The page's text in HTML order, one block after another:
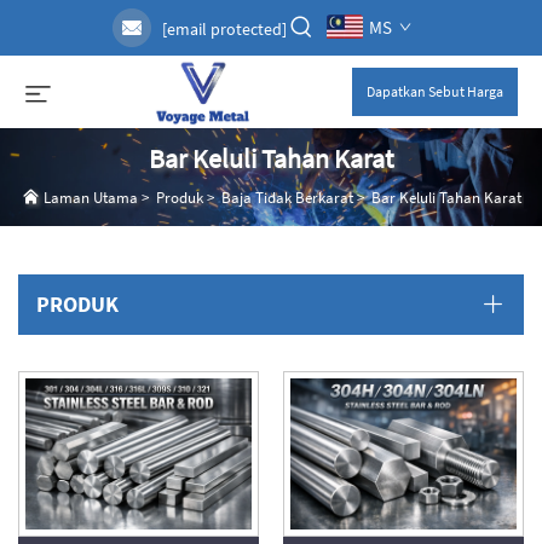
[email protected] MS
Dapatkan Sebut Harga
Bar Keluli Tahan Karat
Laman Utama > Produk>Baja Tidak Berkarat>Bar Keluli Tahan Karat
PRODUK